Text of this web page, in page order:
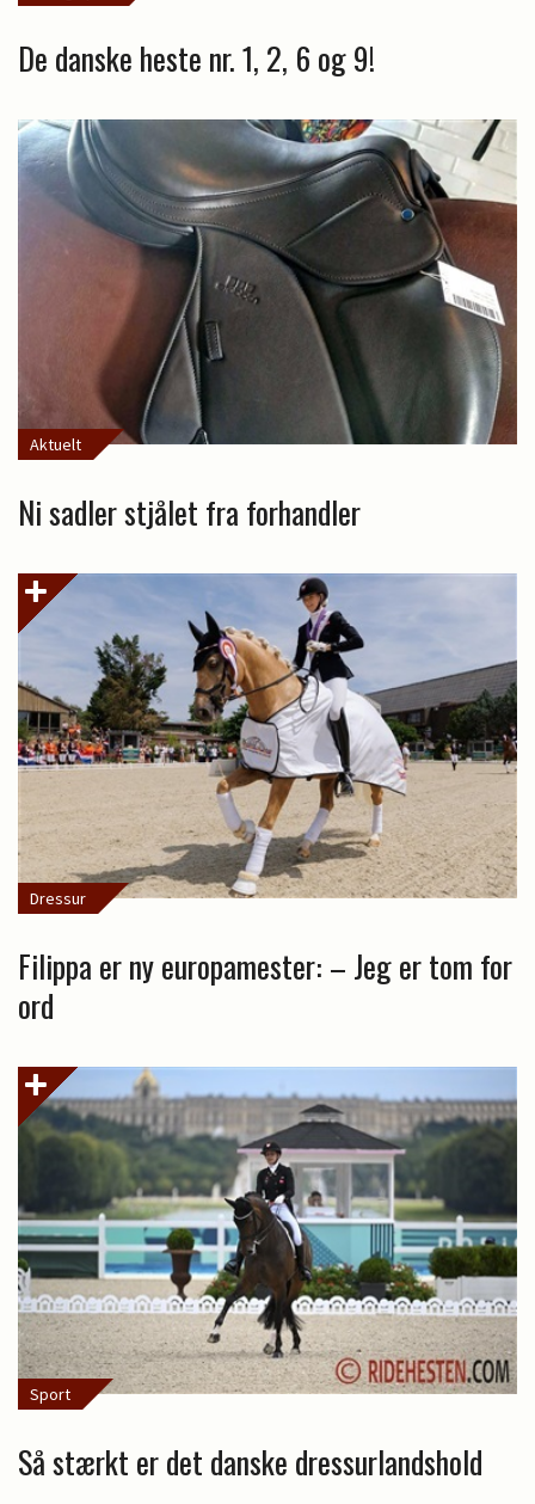
De danske heste nr. 1, 2, 6 og 9!
Aktuelt
Ni sadler stjålet fra forhandler
Dressur
Filippa er ny europamester: – Jeg er tom for
ord
Sport
Så stærkt er det danske dressurlandshold